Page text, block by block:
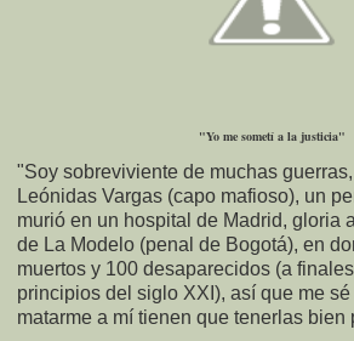
"Yo me sometí a la justicia"
"Soy sobreviviente de muchas
Leónidas Vargas (capo mafioso), un
murió en un hospital de Madrid, gloria
de La Modelo (penal de Bogotá), en
muertos y 100 desaparecidos (a
principios del siglo XXI), así que me sé
matarme a mí tienen que tenerlas bien